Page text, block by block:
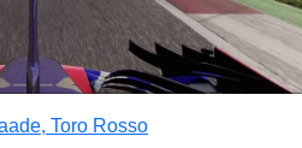
Toro Rosso